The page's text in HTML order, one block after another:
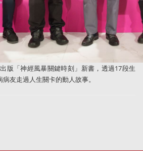
版「神經風暴關鍵時刻」新書，透過17段生
友走過人生關卡的動人故事。